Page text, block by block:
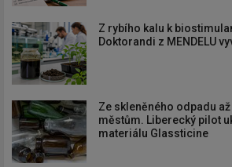
Z rybího kalu k
Doktorandi z MENDELU
Ze skleněného odpadu
městům. Liberecký pilot
materiálu Glassticine